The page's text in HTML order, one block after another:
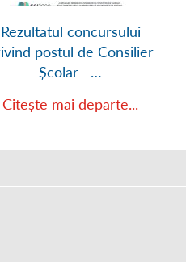
Rezultatul concursului
postul de Consilier
Școlar –…
Citește mai departe...